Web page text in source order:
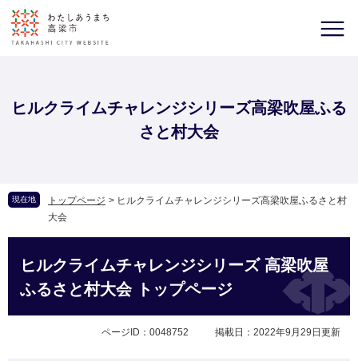
ヒルクライムチャレンジシリーズ高梁吹屋ふる
さと村大会
現在地 トップページ > ヒルクライムチャレンジシリーズ高梁吹屋ふるさと村
大会
ヒルクライムチャレンジシリーズ 高梁吹屋
ふるさと村大会 トップページ
ページID：0048752 掲載日：2022年9月29日更新